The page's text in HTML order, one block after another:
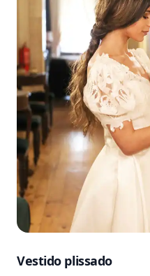
Vestido plissado